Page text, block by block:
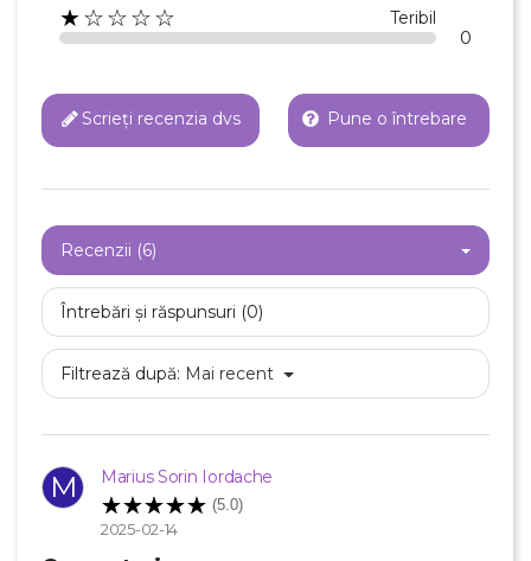
★☆☆☆☆ Teribil
0
Scrieți recenzia dvs Pune o întrebare
Recenzii (6)
Întrebări și răspunsuri (0)
Filtrează după: Mai recent
M Marius Sorin Iordache
(5.0)
2025-02-14